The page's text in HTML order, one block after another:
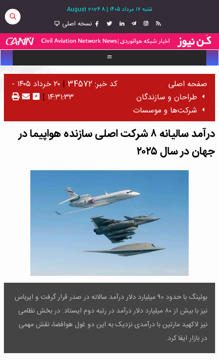
شنبه ۱۷ مرداد ۱۴۰۵ |
8 August 2026
نسخه اصلی
صفحه اصلی
طراحان و سازندگان
شرکت‌ها و موسسات
کد خبر: 34572 |
۲۰ خرداد ۱۴۰۵ -
۱۴:۳۱:۳۳ |
درآمد سالیانه ۸ شرکت اصلی سازنده هواپیما در
جهان در سال ۲۰۲۵
بوئینگ با حدود ۹۰ میلیارد دلار درآمد سالانه در صدر قرار گرفت و ایرباس
نیز با بیش از ۸۰ میلیارد دلار درآمد در رتبه دوم ایستاد. در بخش نظامی
نیز لاکهید مارتین با درآمدی نزدیک به این دو غول هوافضا، نقش مهمی
در بازار ایفا کرد.